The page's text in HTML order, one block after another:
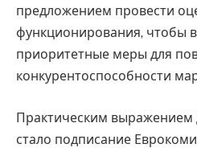
предложением провести
функционирования, чтобы
приоритетные меры для
конкурентоспособности
Практическим выражением
стало подписание